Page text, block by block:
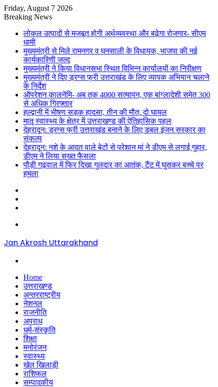
Friday, August 7 2026
Breaking News
लोकल उत्पादों से मजबूत होगी अर्थव्यवस्था और बढ़ेगा रोजगार- सीएम
धामी
मुख्यमंत्री से मिले रामनगर व घनसाली के विधायक, भाजपा की नई
कार्यकारिणी जल्द
मुख्यमंत्री ने किया विधानसभा स्थित विभिन्न कार्यालयों का निरीक्षण
मुख्यमंत्री ने दिए ड्रग्स फ्री उत्तराखंड के लिए व्यापक अभियान चलाने
के निर्देश
ऑपरेशन कालनेमि- अब तक 4000 सत्यापन, एक बांग्लादेशी समेत 300
से अधिक गिरफ्तार
हल्द्वानी में भीषण सड़क हादसा, तीन की मौत, दो घायल
मातृ स्वास्थ्य के क्षेत्र में उत्तराखण्ड की ऐतिहासिक पहल
देहरादून: ड्रग्स फ्री उत्तराखंड बनाने के लिए डबल इंजन सरकार का
संकल्प
देहरादून: नशे के आदत वाले बेटों से परेशान मां ने डीएम से लगाई गुहार,
डीएम ने लिया सख्त फैसला
पौड़ी गढ़वाल में फिर दिखा गुलदार का आतंक, टैंट में घुसकर बच्चे पर
हमला
Jan Akrosh Uttarakhand
Home
उत्तराखण्ड
अन्तरराष्ट्रीय
नेशनल
राजनीति
अपराध
धर्म-संस्कृति
शिक्षा
मनोरंजन
स्वास्थ्य
खेल खिलाड़ी
राशिफल
सम्पादकीय